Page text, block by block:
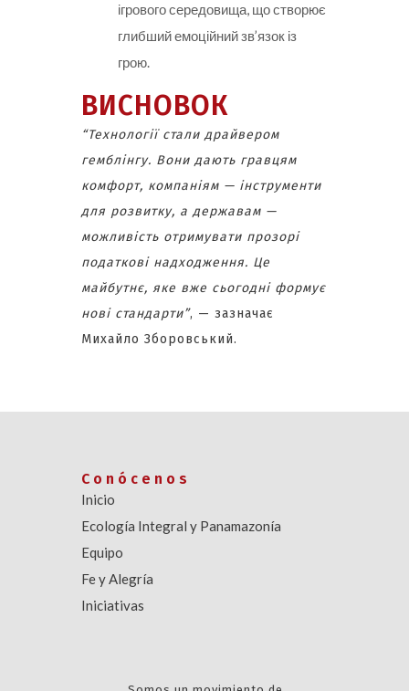
ігрового середовища, що створює
глибший емоційний зв’язок із
грою.
ВИСНОВОК
“Технології стали драйвером
гемблінгу. Вони дають гравцям
комфорт, компаніям — інструменти
для розвитку, а державам —
можливість отримувати прозорі
податкові надходження. Це
майбутнє, яке вже сьогодні формує
нові стандарти”, — зазначає
Михайло Зборовський.
Conócenos
Inicio
Ecología Integral y Panamazonía
Equipo
Fe y Alegría
Iniciativas